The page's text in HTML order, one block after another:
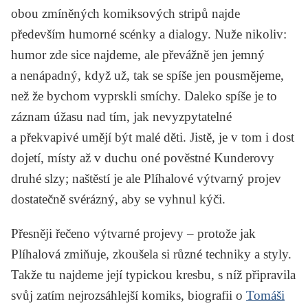
obou zmíněných komiksových stripů najde
především humorné scénky a dialogy. Nuže nikoliv:
humor zde sice najdeme, ale převážně jen jemný
a nenápadný, když už, tak se spíše jen pousmějeme,
než že bychom vyprskli smíchy. Daleko spíše je to
záznam úžasu nad tím, jak nevyzpytatelné
a překvapivé umějí být malé děti. Jistě, je v tom i dost
dojetí, místy až v duchu oné pověstné Kunderovy
druhé slzy; naštěstí je ale Plíhalové výtvarný projev
dostatečně svérázný, aby se vyhnul kýči.
Přesněji řečeno výtvarné projevy – protože jak
Plíhalová zmiňuje, zkoušela si různé techniky a styly.
Takže tu najdeme její typickou kresbu, s níž připravila
svůj zatím nejrozsáhlejší komiks, biografii o Tomáši